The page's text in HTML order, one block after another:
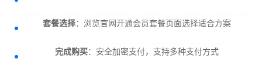
套餐选择：浏览官网开通会员套餐页面选择适合方案
完成购买：安全加密支付，支持多种支付方式